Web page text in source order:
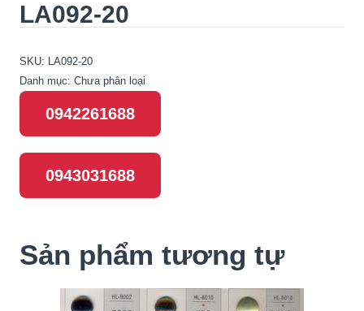
LA092-20
SKU: LA092-20
Danh mục: Chưa phân loại
0942261688
0943031688
Sản phẩm tương tự